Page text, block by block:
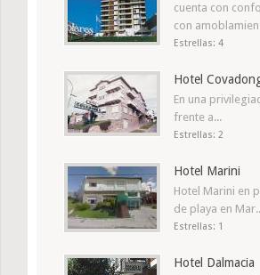
cuenta con
con
Estrellas: 4
Hotel
En una
frente a...
Estrellas: 2
Hotel Marini
Hotel Marini en
de playa en
Estrellas: 1
Hotel Dalmacia